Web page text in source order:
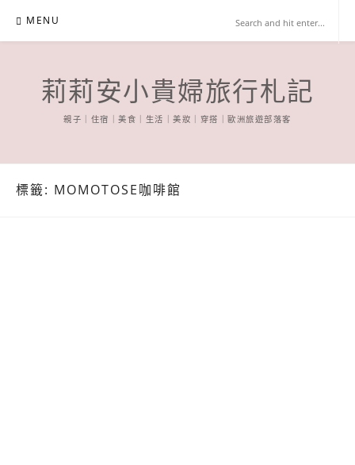
content
MENU
莉莉安小貴婦旅行札記
親子｜住宿｜美食｜生活｜美妝｜穿搭｜歐洲旅遊部落客
標籤: MOMOTOSE咖啡館